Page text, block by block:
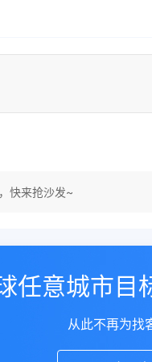
快来抢沙发~
任意城市目
从此不再为找